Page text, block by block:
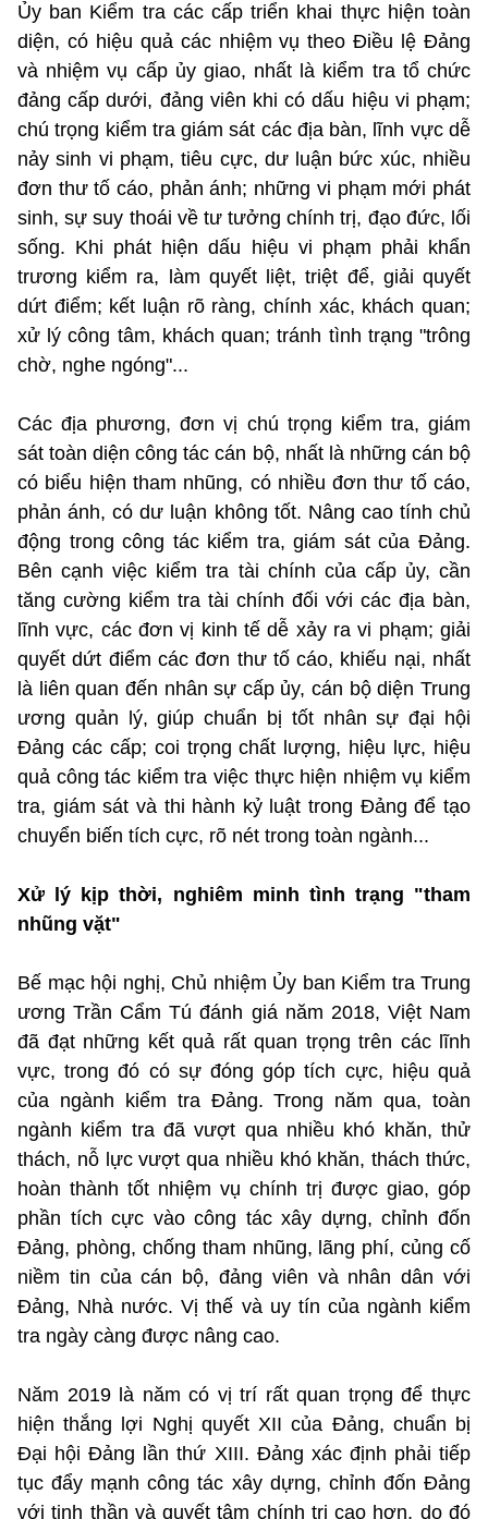
Ủy ban Kiểm tra các cấp triển khai thực hiện toàn
diện, có hiệu quả các nhiệm vụ theo Điều lệ Đảng
và nhiệm vụ cấp ủy giao, nhất là kiểm tra tổ chức
đảng cấp dưới, đảng viên khi có dấu hiệu vi phạm;
chú trọng kiểm tra giám sát các địa bàn, lĩnh vực dễ
nảy sinh vi phạm, tiêu cực, dư luận bức xúc, nhiều
đơn thư tố cáo, phản ánh; những vi phạm mới phát
sinh, sự suy thoái về tư tưởng chính trị, đạo đức, lối
sống. Khi phát hiện dấu hiệu vi phạm phải khẩn
trương kiểm ra, làm quyết liệt, triệt để, giải quyết
dứt điểm; kết luận rõ ràng, chính xác, khách quan;
xử lý công tâm, khách quan; tránh tình trạng "trông
chờ, nghe ngóng"...
Các địa phương, đơn vị chú trọng kiểm tra, giám
sát toàn diện công tác cán bộ, nhất là những cán bộ
có biểu hiện tham nhũng, có nhiều đơn thư tố cáo,
phản ánh, có dư luận không tốt. Nâng cao tính chủ
động trong công tác kiểm tra, giám sát của Đảng.
Bên cạnh việc kiểm tra tài chính của cấp ủy, cần
tăng cường kiểm tra tài chính đối với các địa bàn,
lĩnh vực, các đơn vị kinh tế dễ xảy ra vi phạm; giải
quyết dứt điểm các đơn thư tố cáo, khiếu nại, nhất
là liên quan đến nhân sự cấp ủy, cán bộ diện Trung
ương quản lý, giúp chuẩn bị tốt nhân sự đại hội
Đảng các cấp; coi trọng chất lượng, hiệu lực, hiệu
quả công tác kiểm tra việc thực hiện nhiệm vụ kiểm
tra, giám sát và thi hành kỷ luật trong Đảng để tạo
chuyển biến tích cực, rõ nét trong toàn ngành...
Xử lý kịp thời, nghiêm minh tình trạng "tham
nhũng vặt"
Bế mạc hội nghị, Chủ nhiệm Ủy ban Kiểm tra Trung
ương Trần Cẩm Tú đánh giá năm 2018, Việt Nam
đã đạt những kết quả rất quan trọng trên các lĩnh
vực, trong đó có sự đóng góp tích cực, hiệu quả
của ngành kiểm tra Đảng. Trong năm qua, toàn
ngành kiểm tra đã vượt qua nhiều khó khăn, thử
thách, nỗ lực vượt qua nhiều khó khăn, thách thức,
hoàn thành tốt nhiệm vụ chính trị được giao, góp
phần tích cực vào công tác xây dựng, chỉnh đốn
Đảng, phòng, chống tham nhũng, lãng phí, củng cố
niềm tin của cán bộ, đảng viên và nhân dân với
Đảng, Nhà nước. Vị thế và uy tín của ngành kiểm
tra ngày càng được nâng cao.
Năm 2019 là năm có vị trí rất quan trọng để thực
hiện thắng lợi Nghị quyết XII của Đảng, chuẩn bị
Đại hội Đảng lần thứ XIII. Đảng xác định phải tiếp
tục đẩy mạnh công tác xây dựng, chỉnh đốn Đảng
với tinh thần và quyết tâm chính trị cao hơn, do đó